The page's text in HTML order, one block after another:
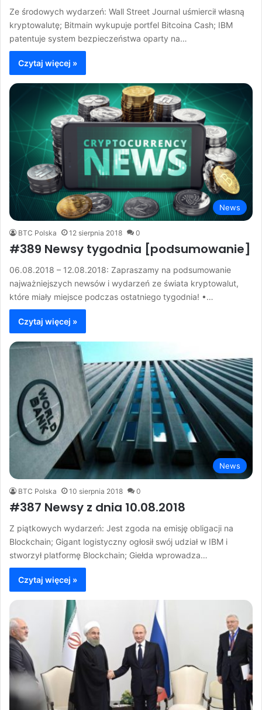
Ze środowych wydarzeń: Wall Street Journal uśmiercił własną
kryptowalutę; Bitmain wykupuje portfel Bitcoina Cash; IBM
patentuje system bezpieczeństwa oparty na…
Czytaj więcej »
News
BTC Polska 12 sierpnia 2018 0
#389 Newsy tygodnia [podsumowanie]
06.08.2018 – 12.08.2018: Zapraszamy na podsumowanie
najważniejszych newsów i wydarzeń ze świata kryptowalut,
które miały miejsce podczas ostatniego tygodnia! •…
Czytaj więcej »
News
BTC Polska 10 sierpnia 2018 0
#387 Newsy z dnia 10.08.2018
Z piątkowych wydarzeń: Jest zgoda na emisję obligacji na
Blockchain; Gigant logistyczny ogłosił swój udział w IBM i
stworzył platformę Blockchain; Giełda wprowadza…
Czytaj więcej »